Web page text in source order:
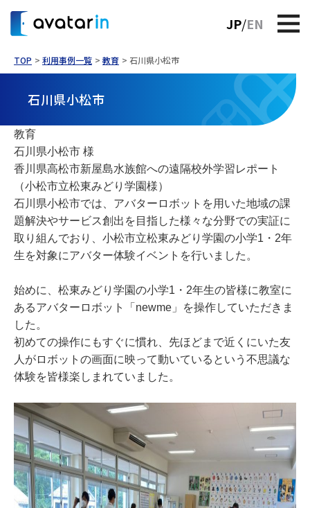
JP EN
TOP 利用事例一覧 教育 石川県小松市
石川県小松市
教育
石川県小松市 様
香川県高松市新屋島水族館への遠隔校外学習レポート
（小松市立松東みどり学園様）
石川県小松市では、アバターロボットを用いた地域の課
題解決やサービス創出を目指した様々な分野での実証に
取り組んでおり、小松市立松東みどり学園の小学1・2年
生を対象にアバター体験イベントを行いました。
始めに、松東みどり学園の小学1・2年生の皆様に教室に
あるアバターロボット「newme」を操作していただきま
した。
初めての操作にもすぐに慣れ、先ほどまで近くにいた友
人がロボットの画面に映って動いているという不思議な
体験を皆様楽しまれていました。